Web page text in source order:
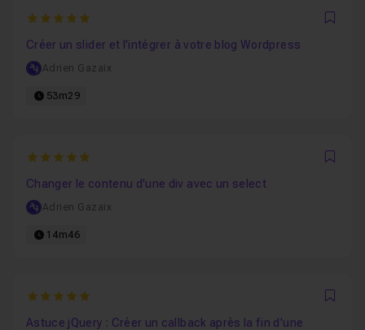
5
Créer un slider et l'intégrer à votre blog Wordpress
Adrien Gazaix
53m29
5
Changer le contenu d'une div avec un select
Adrien Gazaix
14m46
5
Astuce jQuery : Créer un callback après la fin d'une